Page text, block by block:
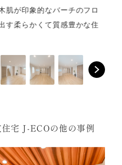
肌が印象的なバーチのフロ
す柔らかくて質感豊かな住
宅 J-ECOの他の事例